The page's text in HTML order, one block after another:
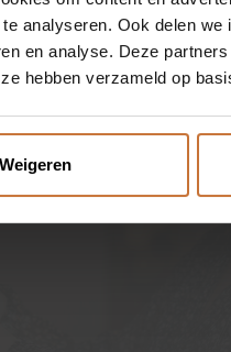
analyseren. Ook delen
en analyse. Deze
hebben verzameld op
Weigeren